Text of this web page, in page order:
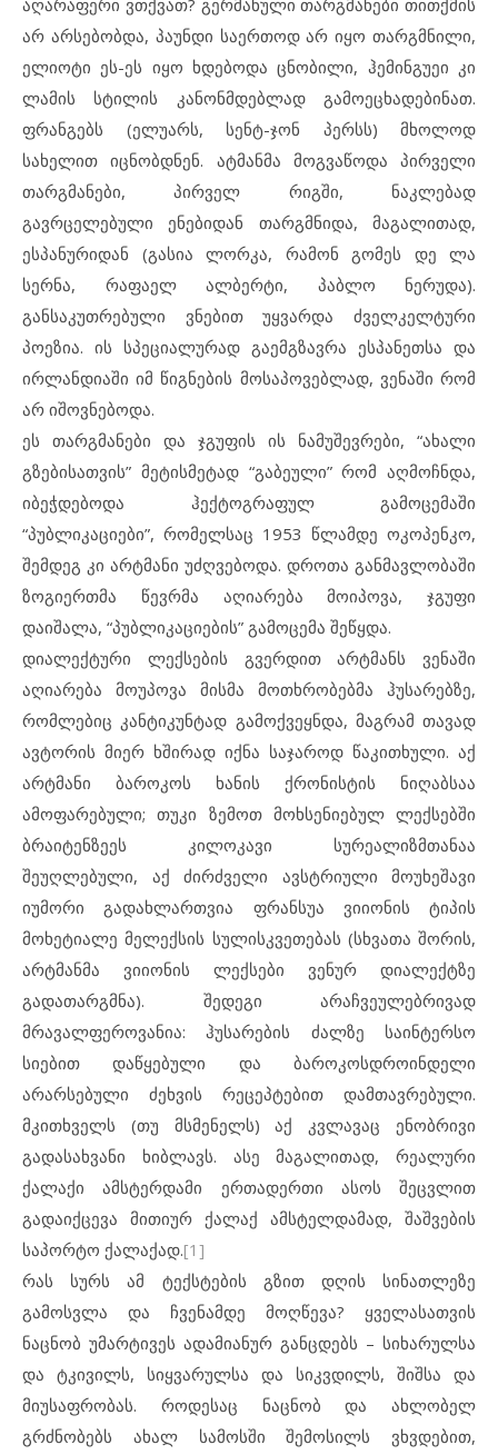
აღარაფერი ვთქვათ? გერმანული თარგმანები თითქმის
არ არსებობდა, პაუნდი საერთოდ არ იყო თარგმნილი,
ელიოტი ეს-ეს იყო ხდებოდა ცნობილი, ჰემინგუეი კი
ლამის სტილის კანონმდებლად გამოეცხადებინათ.
ფრანგებს (ელუარს, სენტ-ჯონ პერსს) მხოლოდ
სახელით იცნობდნენ. ატმანმა მოგვაწოდა პირველი
თარგმანები, პირველ რიგში, ნაკლებად
გავრცელებული ენებიდან თარგმნიდა, მაგალითად,
ესპანურიდან (გასია ლორკა, რამონ გომეს დე ლა
სერნა, რაფაელ ალბერტი, პაბლო ნერუდა).
განსაკუთრებული ვნებით უყვარდა ძველკელტური
პოეზია. ის სპეციალურად გაემგზავრა ესპანეთსა და
ირლანდიაში იმ წიგნების მოსაპოვებლად, ვენაში რომ
არ იშოვნებოდა.
ეს თარგმანები და ჯგუფის ის ნამუშევრები, “ახალი
გზებისათვის” მეტისმეტად “გაბეული” რომ აღმოჩნდა,
იბეჭდებოდა ჰექტოგრაფულ გამოცემაში
“პუბლიკაციები”, რომელსაც 1953 წლამდე ოკოპენკო,
შემდეგ კი არტმანი უძღვებოდა. დროთა განმავლობაში
ზოგიერთმა წევრმა აღიარება მოიპოვა, ჯგუფი
დაიშალა, “პუბლიკაციების” გამოცემა შეწყდა.
დიალექტური ლექსების გვერდით არტმანს ვენაში
აღიარება მოუპოვა მისმა მოთხრობებმა ჰუსარებზე,
რომლებიც კანტიკუნტად გამოქვეყნდა, მაგრამ თავად
ავტორის მიერ ხშირად იქნა საჯაროდ წაკითხული. აქ
არტმანი ბაროკოს ხანის ქრონისტის ნიღაბსაა
ამოფარებული; თუკი ზემოთ მოხსენიებულ ლექსებში
ბრაიტენზეეს კილოკავი სურეალიზმთანაა
შეუღლებული, აქ ძირძველი ავსტრიული მოუხეშავი
იუმორი გადახლართვია ფრანსუა ვიიონის ტიპის
მოხეტიალე მელექსის სულისკვეთებას (სხვათა შორის,
არტმანმა ვიიონის ლექსები ვენურ დიალექტზე
გადათარგმნა). შედეგი არაჩვეულებრივად
მრავალფეროვანია: ჰუსარების ძალზე საინტერსო
სიებით დაწყებული და ბაროკოსდროინდელი
არარსებული ძეხვის რეცეპტებით დამთავრებული.
მკითხველს (თუ მსმენელს) აქ კვლავაც ენობრივი
გადასახვანი ხიბლავს. ასე მაგალითად, რეალური
ქალაქი ამსტერდამი ერთადერთი ასოს შეცვლით
გადაიქცევა მითიურ ქალაქ ამსტელდამად, შაშვების
საპორტო ქალაქად.[1]
რას სურს ამ ტექსტების გზით დღის სინათლეზე
გამოსვლა და ჩვენამდე მოღწევა? ყველასათვის
ნაცნობ უმარტივეს ადამიანურ განცდებს – სიხარულსა
და ტკივილს, სიყვარულსა და სიკვდილს, შიშსა და
მიუსაფრობას. როდესაც ნაცნობ და ახლობელ
გრძნობებს ახალ სამოსში შემოსილს ვხვდებით,